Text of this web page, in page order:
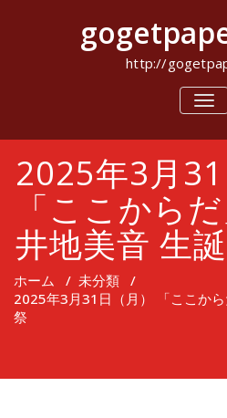
キ
http://
ナ
ビ
シ
を
切
り
替
2025年3月31
「ここから
井地美音 生
ホーム / 未分類 /
2025年3月31日（月） 「ここか
祭